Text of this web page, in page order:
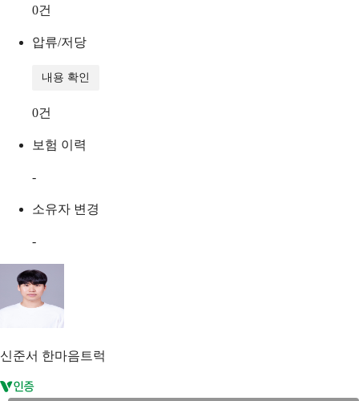
0건
압류/저당
내용 확인
0건
보험 이력
-
소유자 변경
-
신준서 한마음트럭